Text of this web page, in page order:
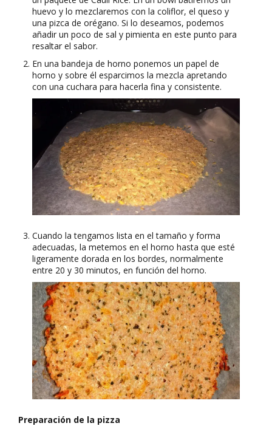
huevo y lo mezclaremos con la coliflor, el queso y
una pizca de orégano. Si lo deseamos, podemos
añadir un poco de sal y pimienta en este punto para
resaltar el sabor.
En una bandeja de horno ponemos un papel de
horno y sobre él esparcimos la mezcla apretando
con una cuchara para hacerla fina y consistente.
Cuando la tengamos lista en el tamaño y forma
adecuadas, la metemos en el horno hasta que esté
ligeramente dorada en los bordes, normalmente
entre 20 y 30 minutos, en función del horno.
Preparación de la pizza